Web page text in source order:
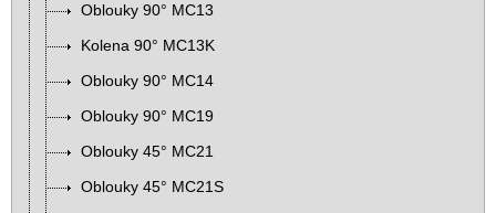
Oblouky 90° MC13
Kolena 90° MC13K
Oblouky 90° MC14
Oblouky 90° MC19
Oblouky 45° MC21
Oblouky 45° MC21S